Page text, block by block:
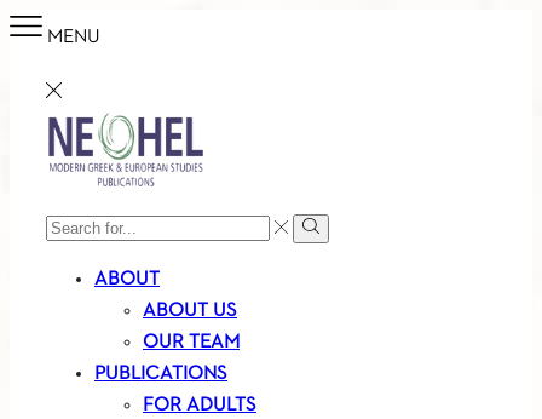
MENU
SEARCH
Search
ABOUT
ABOUT US
OUR TEAM
PUBLICATIONS
FOR ADULTS